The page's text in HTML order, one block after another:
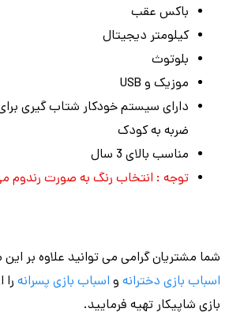
باکس عقب
کیلومتر دیجیتال
بلوتوث
موزیک و USB
دارای سیستم خودکار شتاب گیری
ضربه به کودک
مناسب بالای 3 سال
توجه : انتخاب رنگ به صورت رندوم
شما مشتریان گرامی می توانید علاوه بر
اسباب بازی دخترانه و اسباب بازی پسرانه
بازی شاپیکار تهیه فرمایید.